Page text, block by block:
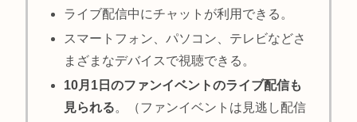
ライブ配信中にチャットが利用できる。
スマートフォン、パソコン、テレビなどさ
まざまなデバイスで視聴できる。
10月1日のファンイベントのライブ配信も
見られる。（ファンイベントは見逃し配信